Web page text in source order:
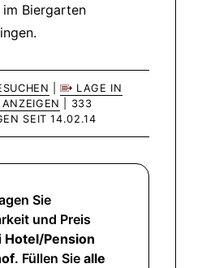
Biergarten
|
LAGE IN
| 333
SEIT 14.02.14
Sie
und Preis
Hotel/Pension
. Füllen Sie alle